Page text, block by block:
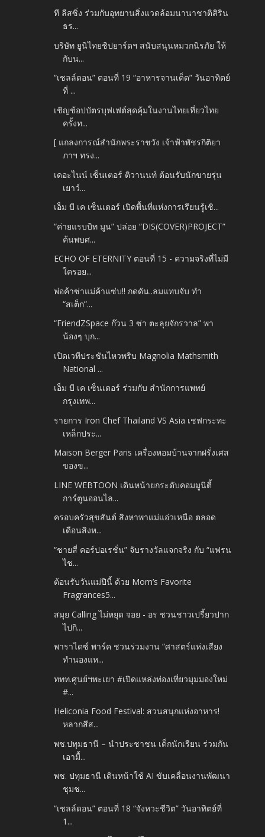
ที ลีสซิ่ง ร่วมกับอุทยานสิ่งแวดล้อมนานาชาติสิริน
ธร...
บริษัท ยูนิไทยชิปยาร์ดฯ สนับสนุนหมวกนิรภัย ให้
กับน...
“เชลล์ดอน” ตอนที่ 19 “อาหารจานเด็ด” วันอาทิตย์
ที่ ...
เชิญช้อปบัตรบุฟเฟต์สุดคุ้มในงานไทยเที่ยวไทย
ครั้งท...
[ แถลงการณ์สำนักพระราชวัง เจ้าฟ้าพัชรกิติยา
ภาฯ ทรง...
เดอะไนน์ เซ็นเตอร์ ติวานนท์ ต้อนรับนักขายรุ่น
เยาว์...
เอ็ม บี เค เซ็นเตอร์ เปิดพื้นที่แห่งการเรียนรู้เชิ...
“ค่ายแรบบิท มูน” ปล่อย “DIS(COVER)PROJECT”
ค้นพบศ...
ECHO OF ETERNITY ตอนที่ 15 - ความจริงที่ไม่มี
ใครอย...
พ่อค้าซ่าแม่ค้าแซ่บ!! กดดัน..ลมแทบจับ ทำ
“สเต็ก”...
“FriendZSpace ก๊วน 3 ซ่า ตะลุยจักรวาล” พา
น้องๆ บุก...
เปิดเวทีประชันไหวพริบ Magnolia Mathsmith
National ...
เอ็ม บี เค เซ็นเตอร์ ร่วมกับ สำนักการแพทย์
กรุงเทพ...
รายการ Iron Chef Thailand VS Asia เชฟกระทะ
เหล็กประ...
Maison Berger Paris เครื่องหอมบ้านจากฝรั่งเศส
ของข...
LINE WEBTOON เดินหน้ายกระดับคอมมูนิตี้
การ์ตูนออนไล...
ครอบครัวสุขสันต์ สิงหาพาแม่แอ่วเหนือ ตลอด
เดือนสิงห...
“ชายสี่ คอร์ปอเรชั่น” จับรางวัลแจกจริง กับ “แฟรน
ไช...
ต้อนรับวันแม่ปีนี้ ด้วย Mom’s Favorite
Fragrances5...
สมุย Calling ไม่หยุด จอย - อร ชวนชาวเปรี้ยวปาก
ไปกิ...
พาราไดซ์ พาร์ค ชวนร่วมงาน “ศาสตร์แห่งเสียง
ทำนองแห...
ททท.ศูนย์ฯพะเยา #เปิดแหล่งท่องเที่ยวมุมมองใหม่
#...
Heliconia Food Festival: สวนสนุกแห่งอาหาร!
หลากสีส...
พช.ปทุมธานี – นำประชาชน เด็กนักเรียน ร่วมกัน
เอามื้...
พช. ปทุมธานี เดินหน้าใช้ AI ขับเคลื่อนงานพัฒนา
ชุมช...
“เชลล์ดอน” ตอนที่ 18 “จังหวะชีวิต” วันอาทิตย์ที่
1...